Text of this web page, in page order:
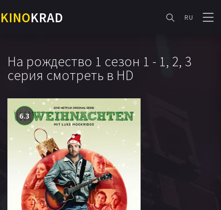
KINOKRAD RU
На рождество 1 сезон 1 - 1, 2, 3
серия смотреть в HD
6.3